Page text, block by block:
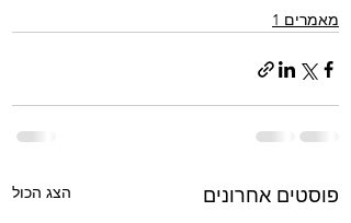
מאמרים 1
פוסטים אחרונים הצג הכול